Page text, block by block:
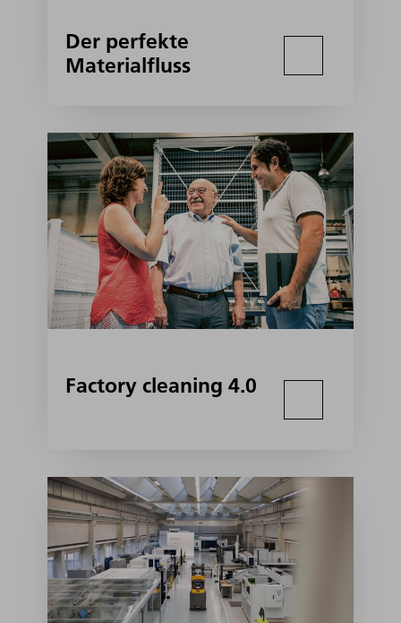
Der perfekte
Materialfluss
Factory cleaning 4.0